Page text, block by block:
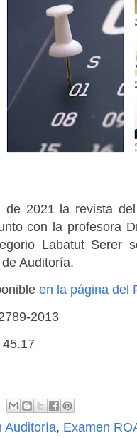
2021 la revista
con la profesora
Labatut Serer
Auditoría.
en la página del
2013
Auditoría, Examen